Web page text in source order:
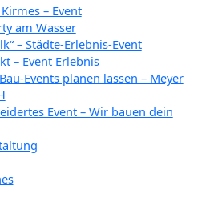
– Event
am Wasser
– Städte-Erlebnis-Event
– Event Erlebnis
Events planen lassen – Meyer
Event – Wir bauen dein